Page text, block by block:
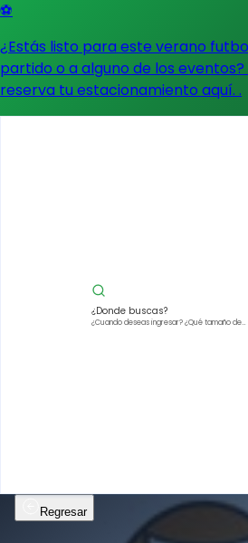
⚽
¿Estás listo para este verano
partido o a alguno de los eventos?
reserva tu estacionamiento aquí. .
¿Donde buscas?
¿Cuando deseas ingresar?¿Qué tamaño de
Regresar